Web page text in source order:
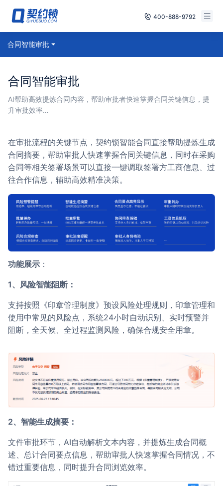
400-888-9792
Smart Contracts
archives
Security
Solutions
Cases
Support
About Us
Already have an account, log in
合同智能审批
合同智能审批
AI帮助高效提炼合同内容，帮助审批者快速掌握合同关键信息，提
升审批效率…
在审批流程的关键节点，契约锁智能合同直接帮助提炼生成
合同摘要，帮助审批人快速掌握合同关键信息，同时在采购
合同等相关签署场景可以直接一键调取签署方工商信息、过
往合作信息，辅助高效精准决策。
功能展示 ：
1、风险智能阻断：
支持按照《印章管理制度》预设风险处理规则，印章管理和
使用中常见的风险点，系统24小时自动识别、实时预警并
阻断，全天候、全过程监测风险，确保合规安全用章。
2、智能生成摘要：
文件审批环节，AI自动解析文本内容，并提炼生成合同概
述、总计合同要点信息，帮助审批人快速掌握合同情况，不
错过重要信息，同时提升合同浏览效率。